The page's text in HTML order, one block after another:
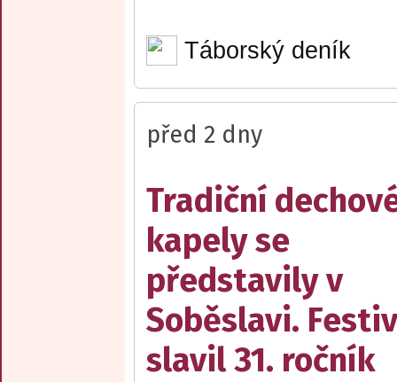
Táborský deník
před 2 dny
Tradiční
kapely se
představily v
Soběslavi.
slavil 31. ročník